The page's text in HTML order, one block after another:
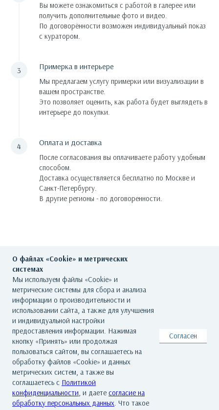
Вы можете ознакомиться с работой в галерее или
получить дополнительные фото и видео.
По договорённости возможен индивидуальный показ
с куратором.
Примерка в интерьере
Мы предлагаем услугу примерки или визуализации в
вашем пространстве.
Это позволяет оценить, как работа будет выглядеть в
интерьере до покупки.
Оплата и доставка
После согласования вы оплачиваете работу удобным
способом.
Доставка осуществляется бесплатно по Москве и
Санкт-Петербургу.
В другие регионы - по договоренности.
ГЛАВНАЯ О ГАЛЕРЕЕ ХУДОЖНИКИ
КАТАЛОГ РАБОТ СОБЫТИЯ КОНТАКТЫ
© Все права защищены. Арт Баро - галерея современного искусства
По всем вопросам обращайтесь на почту: info@artbaro.ru
Политика конфиденциальности|Согласие на обработку персональных
данных|Условия использования сайта
О файлах «Cookie» и метрических
системах
Мы используем файлы «Cookie» и
метрические системы для сбора и анализа
информации о производительности и
использовании сайта, а также для улучшения
и индивидуальной настройки
предоставления информации. Нажимая
кнопку «Принять» или продолжая
пользоваться сайтом, вы соглашаетесь на
обработку файлов «Cookie» и данных
метрических систем, а также вы
соглашаетесь с Политикой
конфиденциальности, и даете согласие на
обработку персональных данных. Что такое
Согласен